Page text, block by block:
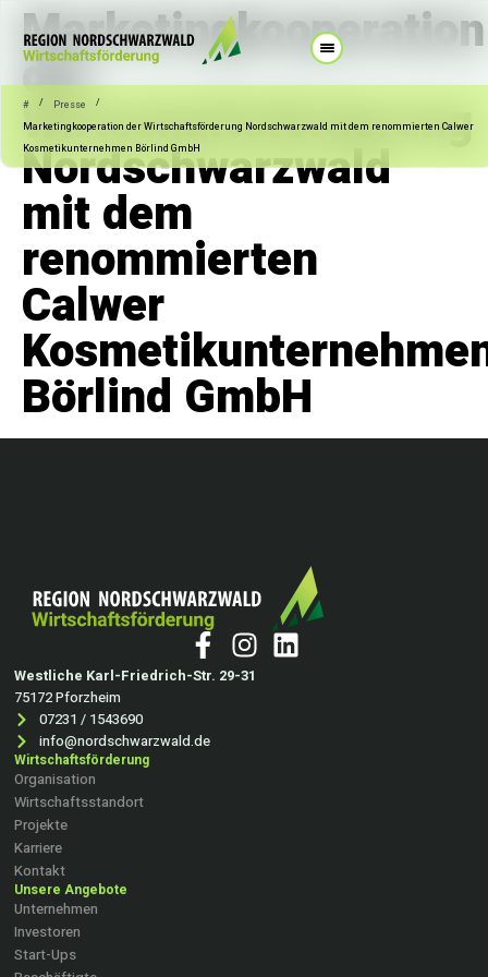
# / Presse
/
Marketingkooperation der Wirtschaftsförderung Nordschwarzwald mit dem renommierten Calwer
Kosmetikunternehmen Börlind GmbH
Marketingkooperation
der
Wirtschaftsförderung
Nordschwarzwald
mit dem
renommierten
Calwer
Börlind GmbH
Westliche Karl-Friedrich-Str. 29-31
75172 Pforzheim
07231 / 1543690
info@nordschwarzwald.de
Wirtschaftsförderung
Organisation
Wirtschaftsstandort
Projekte
Karriere
Kontakt
Unsere Angebote
Unternehmen
Investoren
Start-Ups